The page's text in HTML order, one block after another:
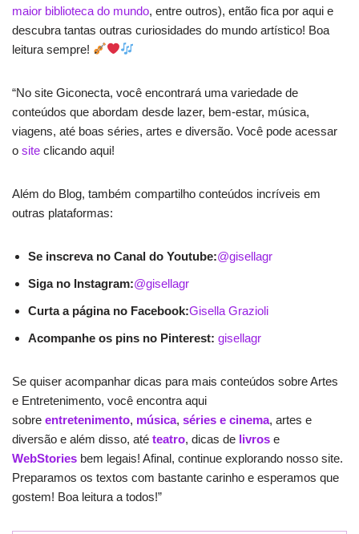
maior biblioteca do mundo, entre outros), então fica por aqui e
descubra tantas outras curiosidades do mundo artístico! Boa
leitura sempre!
“No site Giconecta, você encontrará uma variedade de
conteúdos que abordam desde lazer, bem-estar, música,
viagens, até boas séries, artes e diversão. Você pode acessar
o site clicando aqui!
Além do Blog, também compartilho conteúdos incríveis em
outras plataformas:
Se inscreva no Canal do Youtube:@gisellagr
Siga no Instagram:@gisellagr
Curta a página no Facebook:Gisella Grazioli
Acompanhe os pins no Pinterest: gisellagr
Se quiser acompanhar dicas para mais conteúdos sobre Artes
e Entretenimento, você encontra aqui
sobre entretenimento, música, séries e cinema, artes e
diversão e além disso, até teatro, dicas de livros e
WebStories bem legais! Afinal, continue explorando nosso site.
Preparamos os textos com bastante carinho e esperamos que
gostem! Boa leitura a todos!”